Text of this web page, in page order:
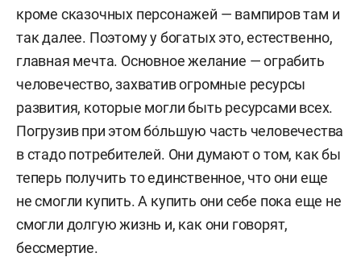
кроме сказочных персонажей — вампиров там и
так далее. Поэтому у богатых это, естественно,
главная мечта. Основное желание — ограбить
человечество, захватив огромные ресурсы
развития, которые могли быть ресурсами всех.
Погрузив при этом бо́льшую часть человечества
в стадо потребителей. Они думают о том, как бы
теперь получить то единственное, что они еще
не смогли купить. А купить они себе пока еще не
смогли долгую жизнь и, как они говорят,
бессмертие.